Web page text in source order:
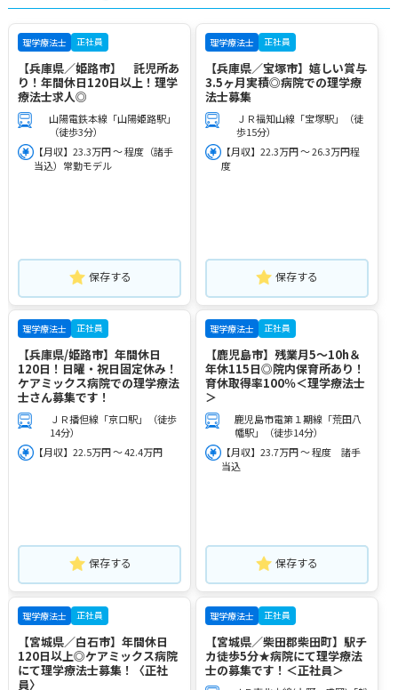
理学療法士 正社員
【兵庫県／姫路市】 託児所あ
り！年間休日120日以上！理学
療法士求人◎
山陽電鉄本線「山陽姫路駅」
（徒歩3分）
【月収】23.3万円 ～ 程度（諸手
当込）常勤モデル
保存する
理学療法士 正社員
【兵庫県／宝塚市】嬉しい賞与
3.5ヶ月実積◎病院での理学療
法士募集
ＪＲ福知山線「宝塚駅」（徒
歩15分）
【月収】22.3万円 ～ 26.3万円程
度
保存する
理学療法士 正社員
【兵庫県/姫路市】年間休日
120日！日曜・祝日固定休み！
ケアミックス病院での理学療法
士さん募集です！
ＪＲ播但線「京口駅」（徒歩
14分）
【月収】22.5万円 ～ 42.4万円
保存する
理学療法士 正社員
【鹿児島市】残業月5～10h＆
年休115日◎院内保育所あり！
育休取得率100％＜理学療法士
＞
鹿児島市電第１期線「荒田八
幡駅」（徒歩14分）
【月収】23.7万円 ～ 程度 諸手
当込
保存する
理学療法士 正社員
【宮城県／白石市】年間休日
120日以上◎ケアミックス病院
にて理学療法士募集！〈正社
員〉
理学療法士 正社員
【宮城県／柴田郡柴田町】駅チ
カ徒歩5分★病院にて理学療法
士の募集です！＜正社員＞